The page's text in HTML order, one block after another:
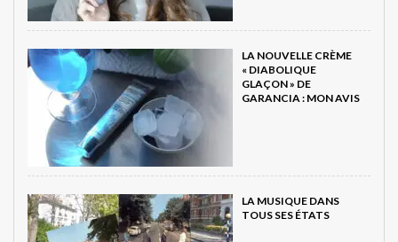
LA NOUVELLE CRÈME
« DIABOLIQUE
GLAÇON » DE
GARANCIA : MON AVIS
LA MUSIQUE DANS
TOUS SES ÉTATS